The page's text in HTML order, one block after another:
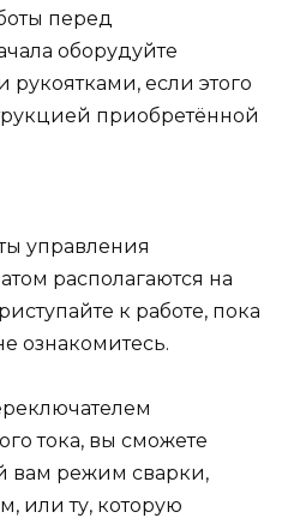
перед
оборудуйте
рукоятками, если этого
приобретённой
управления
располагаются на
к работе, пока
ознакомитесь.
тока, вы сможете
вам режим сварки,
или ту, которую